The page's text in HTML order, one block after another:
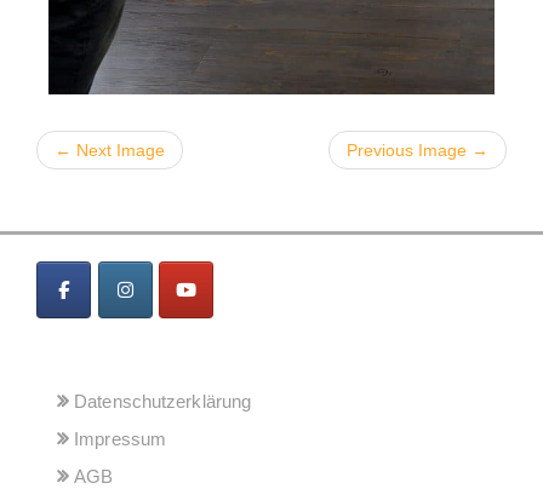
← Next Image Previous Image →
Datenschutzerklärung
Impressum
AGB